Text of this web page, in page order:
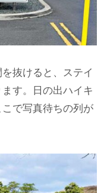
抜けると、ステイ
す。日の出ハイキ
で写真待ちの列が